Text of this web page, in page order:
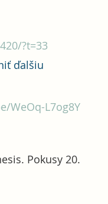
?t=33
ďalšiu
WeOq-L7og8Y
Pokusy 20.